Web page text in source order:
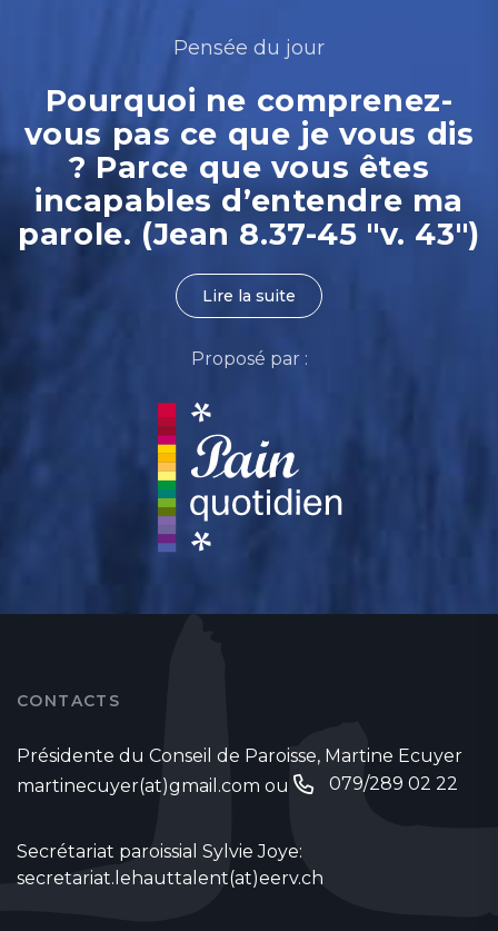
Pensée du jour
Pourquoi ne comprenez-
vous pas ce que je vous dis
? Parce que vous êtes
incapables d’entendre ma
parole. (Jean 8.37-45 "v. 43")
Lire la suite
Proposé par :
CONTACTS
Présidente du Conseil de Paroisse, Martine Ecuyer
martinecuyer(at)gmail.com ou 079/289 02 22
Secrétariat paroissial Sylvie Joye:
secretariat.lehauttalent(at)eerv.ch